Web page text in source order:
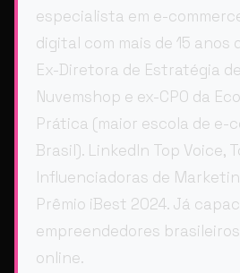
especialista em e-
digital com mais de 15 anos
Ex-Diretora de Estratégia
Nuvemshop e ex-CPO da
Prática (maior escola de e-
Brasil). LinkedIn Top Voice,
Influenciadoras de
Prêmio iBest 2024. Já
empreendedores
online.